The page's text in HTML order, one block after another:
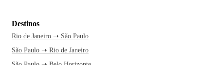
Paulista e suas atrações culturais. A cidade nunca dorme, e
essa energia contagiante é motivo mais do que suficiente
para embarcar agora. Uma passagem de ônibus pela Buser
transforma a viagem em um momento de relaxamento, com
Destinos
Rio de Janeiro ➝ São Paulo
São Paulo ➝ Rio de Janeiro